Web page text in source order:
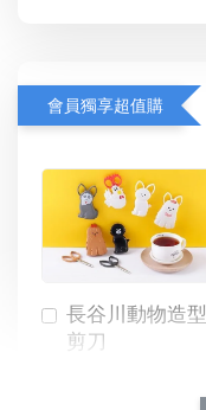
會員獨享超值購
長谷川動物造型
剪刀